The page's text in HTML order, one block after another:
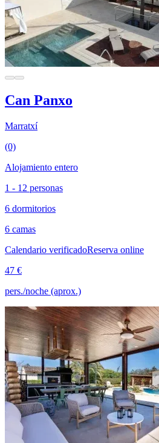
Can Panxo
Marratxí
(0)
Alojamiento entero
1 - 12 personas
6 dormitorios
6 camas
Calendario verificadoReserva online
47 €
pers./noche (aprox.)